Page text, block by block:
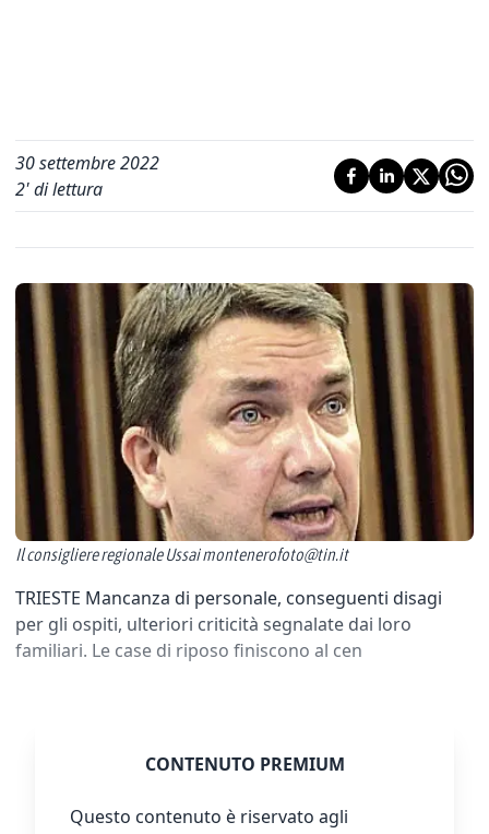
30 settembre 2022
2' di lettura
Il consigliere regionale Ussai montenerofoto@tin.it
TRIESTE Mancanza di personale, conseguenti disagi
per gli ospiti, ulteriori criticità segnalate dai loro
familiari. Le case di riposo finiscono al cen
CONTENUTO PREMIUM
Questo contenuto è riservato agli